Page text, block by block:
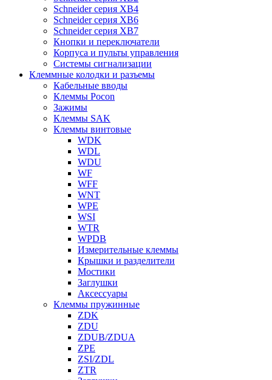
Schneider серия XB4
Schneider серия XB6
Schneider серия XB7
Кнопки и переключатели
Корпуса и пульты управления
Системы сигнализации
Клеммные колодки и разъемы
Кабельные вводы
Клеммы Pocon
Зажимы
Клеммы SAK
Клеммы винтовые
WDK
WDL
WDU
WF
WFF
WNT
WPE
WSI
WTR
WPDB
Измерительные клеммы
Крышки и разделители
Мостики
Заглушки
Аксессуары
Клеммы пружинные
ZDK
ZDU
ZDUB/ZDUA
ZPE
ZSI/ZDL
ZTR